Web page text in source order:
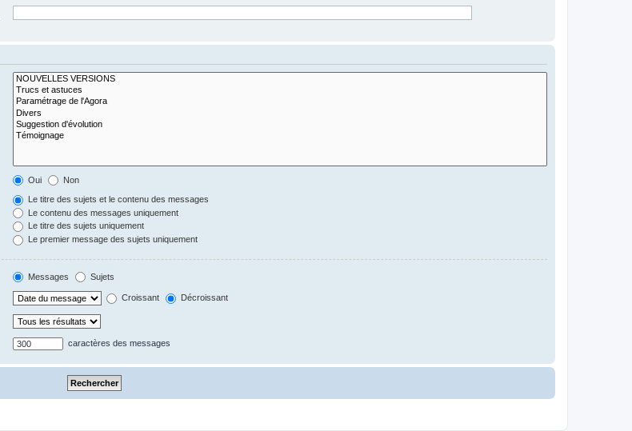
Oui Non
Le titre des sujets et le contenu des messages
Le contenu des messages uniquement
Le titre des sujets uniquement
Le premier message des sujets uniquement
Messages Sujets
Croissant Décroissant
caractères des messages